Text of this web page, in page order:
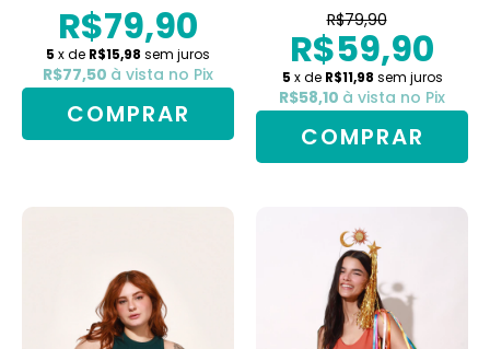
R$79,90
5 x de R$15,98 sem juros
R$77,50 à vista no Pix
COMPRAR
R$79,90
R$59,90
5 x de R$11,98 sem juros
R$58,10 à vista no Pix
COMPRAR